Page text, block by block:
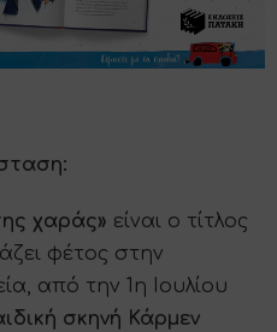
χαράς» είναι ο τίτλος
φέτος στην
από την 1η Ιουλίου
σκηνή Κάρμεν